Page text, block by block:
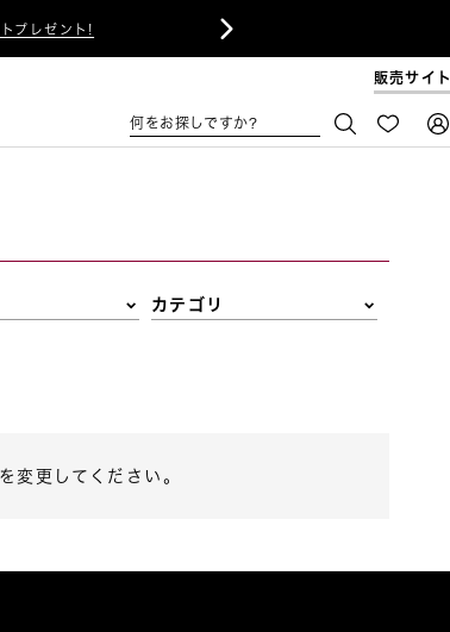
プレゼント! 
販売サイト
何をお探しですか?
カテゴリ
変更してください。